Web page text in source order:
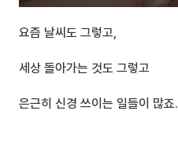
요즘 날씨도 그렇고,
세상 돌아가는 것도 그렇고
은근히 신경 쓰이는 일들이 많죠.